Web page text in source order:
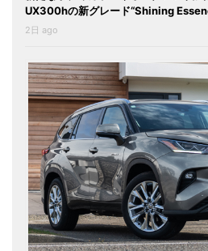
UX300hの新グレード“Shining
2日 ago